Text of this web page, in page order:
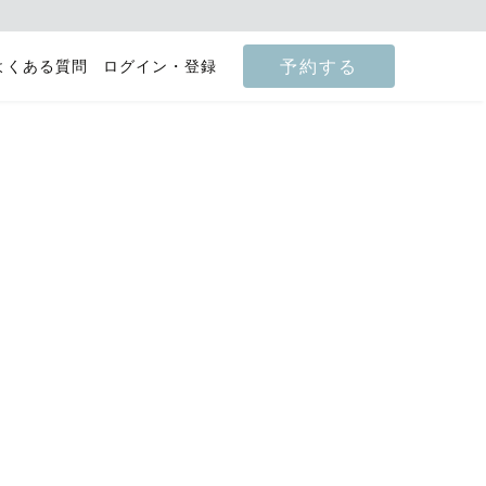
くある質問 ログイン・登録 予約する